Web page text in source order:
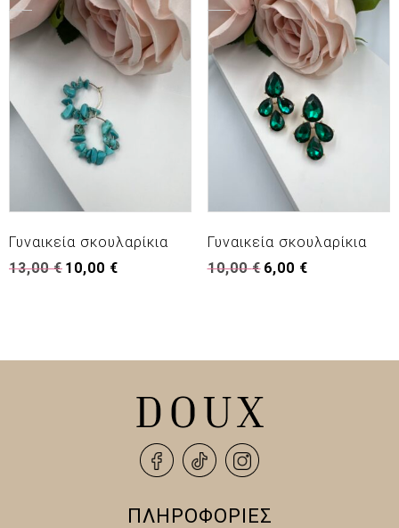
Γυναικεία σκουλαρίκια
13,00€ Original
10,00 €
Γυναικεία σκουλαρίκια
10,00€ Original
6,00 €Η
ΠΛΗΡΟΦΟΡΙΕΣ